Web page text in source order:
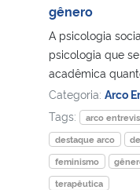
gênero
A psicologia
psicologia que
acadêmica
Categoria: Arco
Tags:
arco
destaque arco
feminismo
terapêutica